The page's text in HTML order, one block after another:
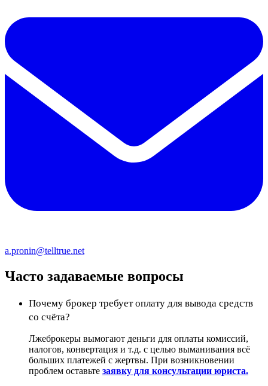
a.pronin@telltrue.net
Часто задаваемые вопросы
Почему брокер требует оплату для вывода средств
со счёта?
Лжеброкеры вымогают деньги для оплаты комиссий,
налогов, конвертация и т.д. с целью выманивания всё
больших платежей с жертвы. При возникновении
проблем оставьте заявку для консультации юриста.